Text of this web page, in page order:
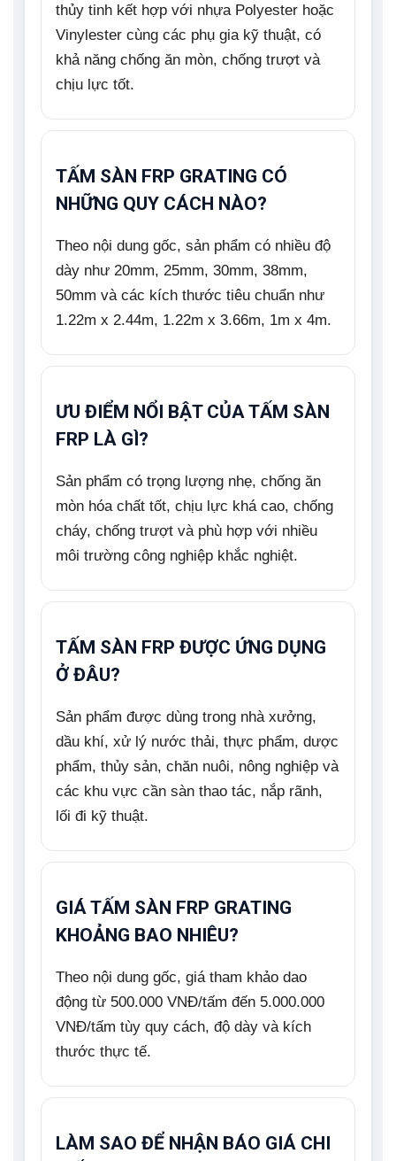
thủy tinh kết hợp với nhựa Polyester hoặc
Vinylester cùng các phụ gia kỹ thuật, có
khả năng chống ăn mòn, chống trượt và
chịu lực tốt.
TẤM SÀN FRP GRATING CÓ
NHỮNG QUY CÁCH NÀO?
Theo nội dung gốc, sản phẩm có nhiều độ
dày như 20mm, 25mm, 30mm, 38mm,
50mm và các kích thước tiêu chuẩn như
1.22m x 2.44m, 1.22m x 3.66m, 1m x 4m.
ƯU ĐIỂM NỔI BẬT CỦA TẤM SÀN
FRP LÀ GÌ?
Sản phẩm có trọng lượng nhẹ, chống ăn
mòn hóa chất tốt, chịu lực khá cao, chống
cháy, chống trượt và phù hợp với nhiều
môi trường công nghiệp khắc nghiệt.
TẤM SÀN FRP ĐƯỢC ỨNG DỤNG
Ở ĐÂU?
Sản phẩm được dùng trong nhà xưởng,
dầu khí, xử lý nước thải, thực phẩm, dược
phẩm, thủy sản, chăn nuôi, nông nghiệp và
các khu vực cần sàn thao tác, nắp rãnh,
lối đi kỹ thuật.
GIÁ TẤM SÀN FRP GRATING
KHOẢNG BAO NHIÊU?
Theo nội dung gốc, giá tham khảo dao
động từ 500.000 VNĐ/tấm đến 5.000.000
VNĐ/tấm tùy quy cách, độ dày và kích
thước thực tế.
LÀM SAO ĐỂ NHẬN BÁO GIÁ CHI